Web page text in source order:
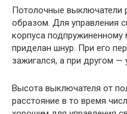
Потолочные выключатели
образом. Для управления
корпуса
приделан шнур. При его
зажигался, а при другом —
Высота выключателя от
расстояние в то время